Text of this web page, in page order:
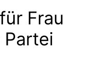
Frau
Partei